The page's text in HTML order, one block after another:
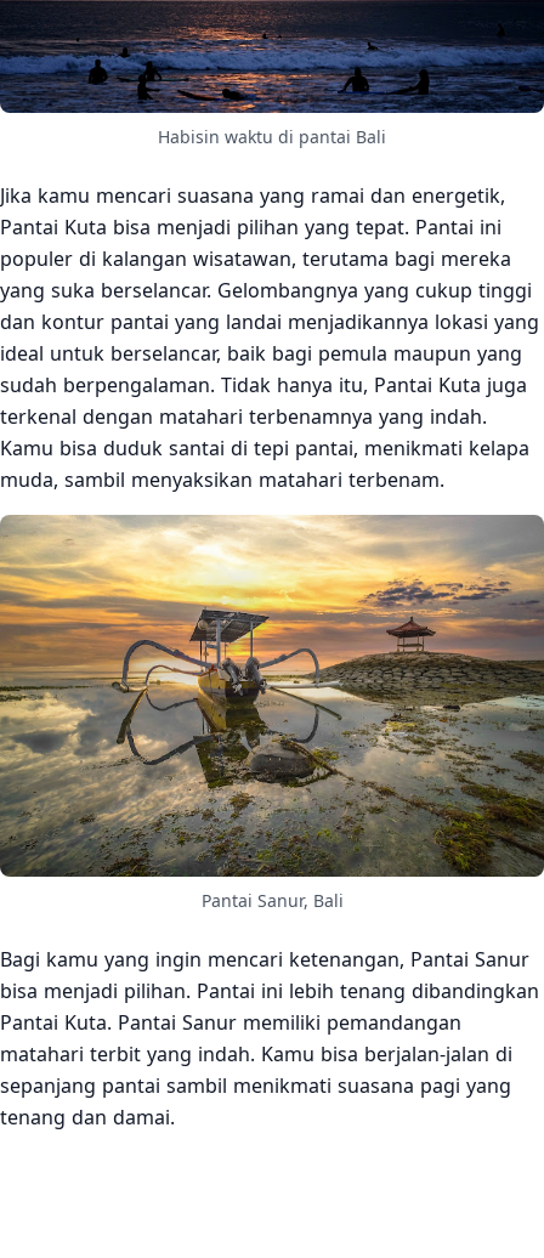
Habisin waktu di pantai Bali
Jika kamu mencari suasana yang ramai dan energetik,
Pantai Kuta bisa menjadi pilihan yang tepat. Pantai ini
populer di kalangan wisatawan, terutama bagi mereka
yang suka berselancar. Gelombangnya yang cukup tinggi
dan kontur pantai yang landai menjadikannya lokasi yang
ideal untuk berselancar, baik bagi pemula maupun yang
sudah berpengalaman. Tidak hanya itu, Pantai Kuta juga
terkenal dengan matahari terbenamnya yang indah.
Kamu bisa duduk santai di tepi pantai, menikmati kelapa
muda, sambil menyaksikan matahari terbenam.
Pantai Sanur, Bali
Bagi kamu yang ingin mencari ketenangan, Pantai Sanur
bisa menjadi pilihan. Pantai ini lebih tenang dibandingkan
Pantai Kuta. Pantai Sanur memiliki pemandangan
matahari terbit yang indah. Kamu bisa berjalan-jalan di
sepanjang pantai sambil menikmati suasana pagi yang
tenang dan damai.